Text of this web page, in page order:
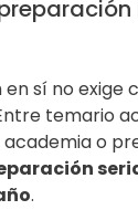
en sí no exige
temario
o
.